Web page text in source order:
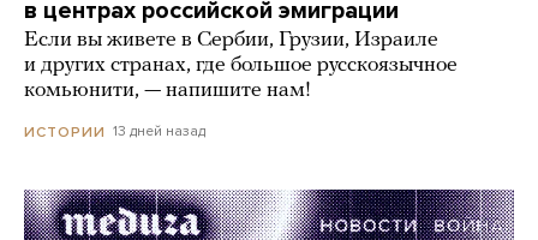
в центрах российской эмиграции
Если вы живете в Сербии, Грузии, Израиле
и других странах, где большое русскоязычное
комьюнити, — напишите нам!
ИСТОРИИ 13 дней назад